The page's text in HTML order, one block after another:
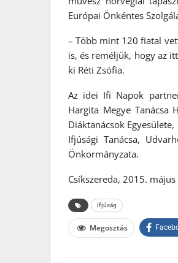
Európai Önkéntes
– Több mint 120 fiatal
is, és reméljük, hogy az
ki Réti Zsófia.
Az idei Ifi Napok
Hargita Megye Tanácsa
Diáktanácsok
Ifjúsági Tanácsa,
Önkormányzata.
Csíkszereda, 2015. május
Ifjúság
Megosztás